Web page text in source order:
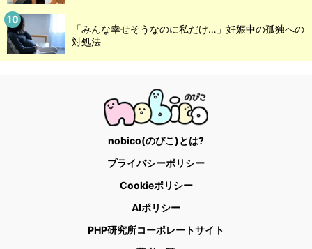
「みんな幸せそうなのに私だけ…」妊娠中の孤独への
対処法
nobico(のびこ)とは?
プライバシーポリシー
Cookieポリシー
AIポリシー
PHP研究所コーポレートサイト